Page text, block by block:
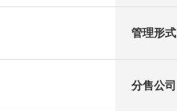
管理形式
分售公司